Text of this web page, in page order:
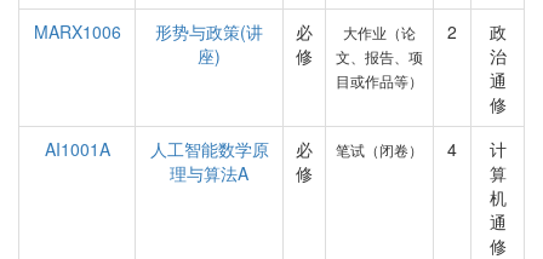
MARX1006
形势与政策(讲
座)
必
修
大作业（论
文、报告、项
目或作品等）
2
政
治
通
修
AI1001A
人工智能数学原
理与算法A
必
修
笔试（闭卷） 4
计
算
机
通
修